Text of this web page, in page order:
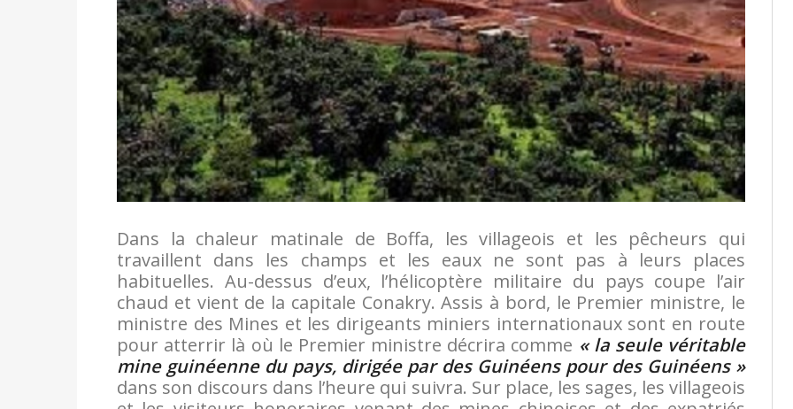
Dans la chaleur matinale de Boffa, les villageois et les pêcheurs qui
travaillent dans les champs et les eaux ne sont pas à leurs places
habituelles. Au-dessus d’eux, l’hélicoptère militaire du pays coupe l’air
chaud et vient de la capitale Conakry. Assis à bord, le Premier ministre, le
ministre des Mines et les dirigeants miniers internationaux sont en route
pour atterrir là où le Premier ministre décrira comme « la seule véritable
mine guinéenne du pays, dirigée par des Guinéens pour des Guinéens »
dans son discours dans l’heure qui suivra. Sur place, les sages, les villageois